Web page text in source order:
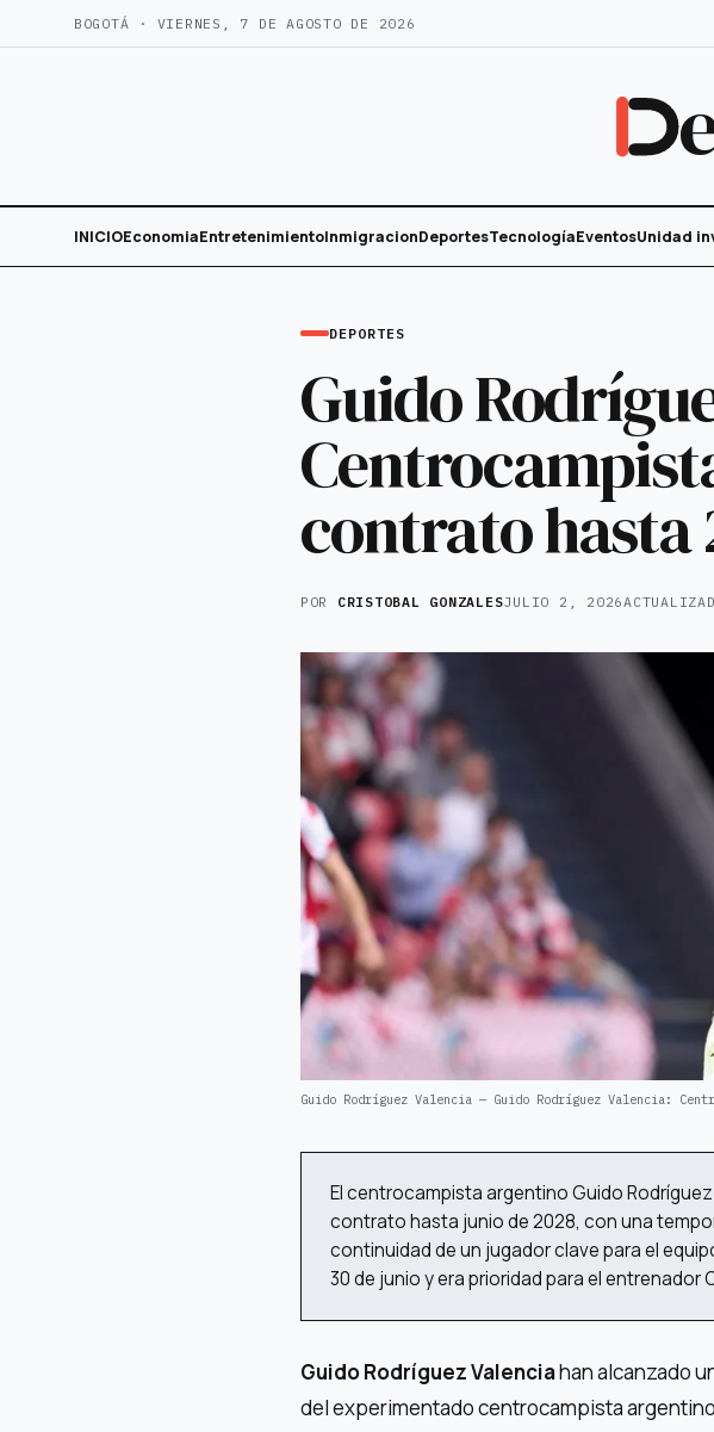
al
BOGOTÁ · VIERNES, 7 DE AGOSTO DE 2026
INICIOEconomiaEntretenimientoInmigracionDeportesTecnologíaEventosUnidad
DEPORTES
Guido
contrato hasta
POR CRISTOBAL GONZALESJULIO 2, 2026
Guido Rodríguez Valencia — Guido Rodríguez Valencia:
El centrocampista argentino Guido
contrato hasta junio de 2028, con una
continuidad de un jugador clave para el
30 de junio y era prioridad para el entrenador
Guido Rodríguez Valenciahan alcanzado
del experimentado centrocampista